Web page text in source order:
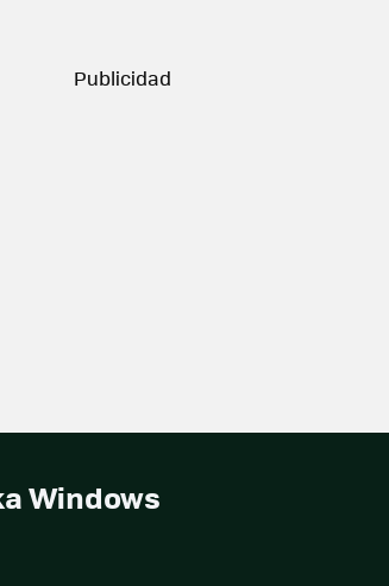
Windows